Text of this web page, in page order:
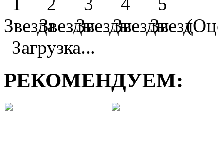
Загрузка...
РЕКОМЕНДУЕМ: